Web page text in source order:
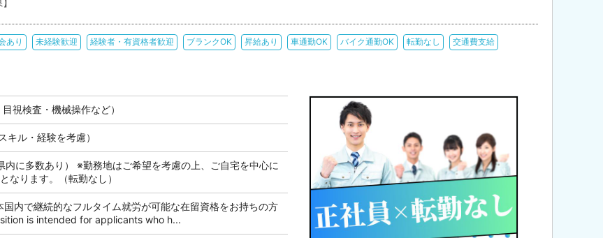
あり 未経験歓迎 経験者・有資格者歓迎 ブランクOK 昇給あり 車通勤OK バイク通勤OK 転勤なし 交通費支給
視検査・機械操作など）
ル・経験を考慮）
内に多数あり） ※勤務地はご希望を考慮の上、ご自宅を中心に
なります。（転勤なし）
内で継続的なフルタイム就労が可能な在留資格をお持ちの方
is intended for applicants who h...